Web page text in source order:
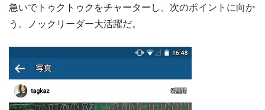
急いでトゥクトゥクをチャーターし、次のポイントに向か
う。ノックリーダー大活躍だ。